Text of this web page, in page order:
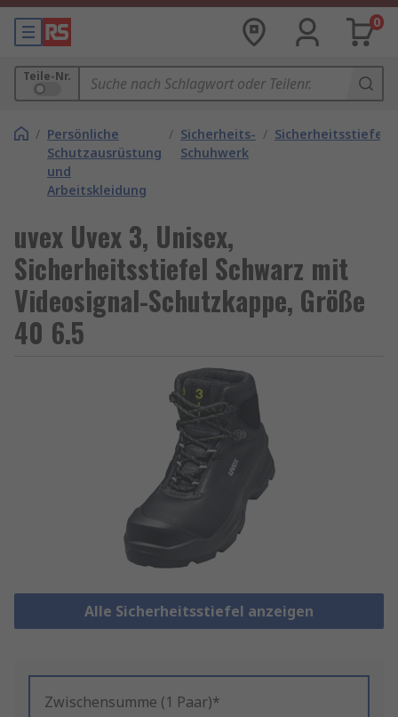
0
Teile-Nr.
/ Persönliche
Schutzausrüstung
und
Arbeitskleidung
/ Sicherheits-
Schuhwerk
/ Sicherheitsstiefel
uvex Uvex 3, Unisex,
Sicherheitsstiefel Schwarz mit
Videosignal-Schutzkappe, Größe
40 6.5
Alle Sicherheitsstiefel anzeigen
Zwischensumme (1 Paar)*